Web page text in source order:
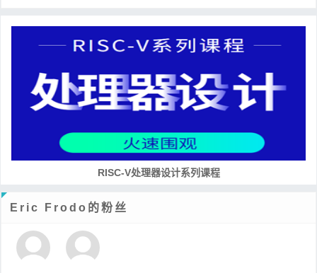
RISC-V处理器设计系列课程
Eric Frodo的粉丝